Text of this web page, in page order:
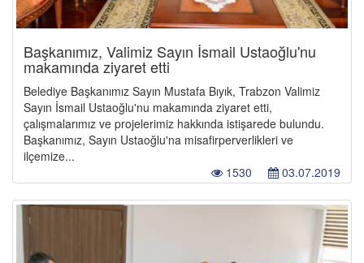
Başkanımız, Valimiz Sayın İsmail Ustaoğlu'nu
makamında ziyaret etti
Belediye Başkanımız Sayın Mustafa Bıyık, Trabzon Valimiz
Sayın İsmail Ustaoğlu'nu makamında ziyaret etti,
çalışmalarımız ve projelerimiz hakkında istişarede bulundu.
Başkanımız, Sayın Ustaoğlu'na misafirperverlikleri ve
ilçemize...
03.07.2019
1530